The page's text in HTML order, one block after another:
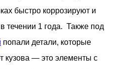
быстро коррозируют и
течении 1 года. Также под
попали детали, которые
кузова — это элементы с